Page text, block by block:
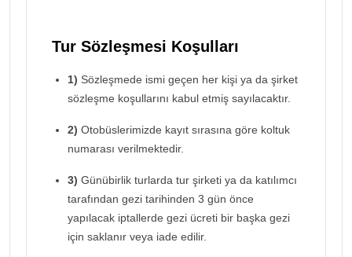
Tur Sözleşmesi Koşulları
1) Sözleşmede ismi geçen her kişi ya da şirket
sözleşme koşullarını kabul etmiş sayılacaktır.
2) Otobüslerimizde kayıt sırasına göre koltuk
numarası verilmektedir.
3) Günübirlik turlarda tur şirketi ya da katılımcı
tarafından gezi tarihinden 3 gün önce
yapılacak iptallerde gezi ücreti bir başka gezi
için saklanır veya iade edilir.